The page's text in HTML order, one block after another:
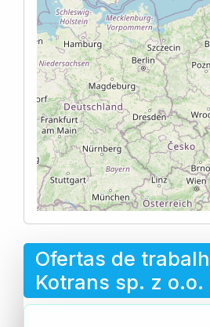
Ofertas de
Kotrans sp. z o.o.